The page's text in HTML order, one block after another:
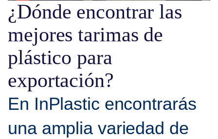
¿Dónde encontrar las
mejores tarimas de
plástico para
exportación?
En InPlastic encontrarás
una amplia variedad de